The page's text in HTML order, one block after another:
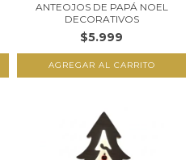
ANTEOJOS DE PAPÁ NOEL
DECORATIVOS
$5.999